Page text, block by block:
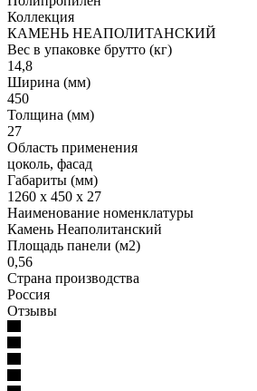
Коллекция
КАМЕНЬ НЕАПОЛИТАНСКИЙ
Вес в упаковке брутто (кг)
14,8
Ширина (мм)
450
Толщина (мм)
27
Область применения
цоколь, фасад
Габариты (мм)
1260 x 450 x 27
Наименование номенклатуры
Камень Неаполитанский
Площадь панели (м2)
0,56
Страна производства
Россия
Отзывы